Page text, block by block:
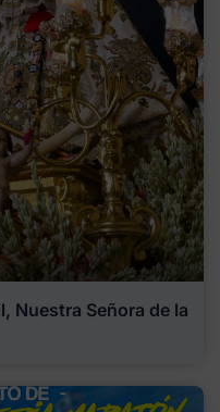
Nuestra Señora de la